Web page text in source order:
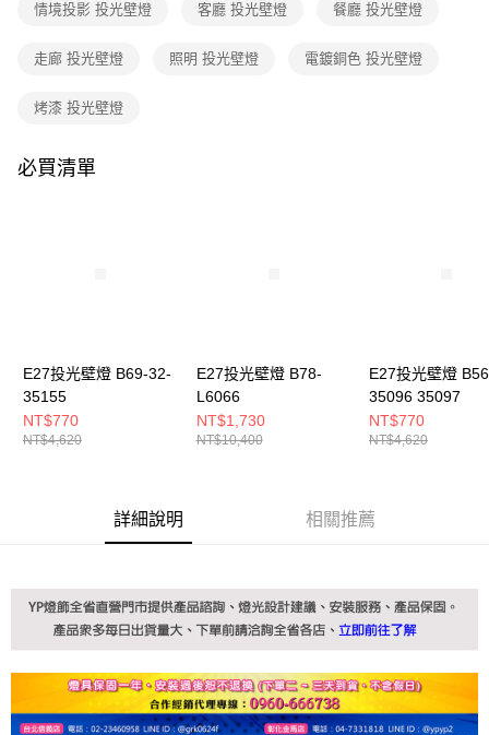
ATM／網路銀行／等多元方式進行付款，方視為交易完成。
購買商品的店家。未經商家同意取消之訂單仍視為有效，需透過AFTEE先享
是否繳費成功／繳費後需取消欲退款等相關疑問，請聯繫「AFTEE先享後付
【注意事項】
時審查核予不同之上限額度；若仍有額度不足之情形，本公司將視審查結果
５．嚴禁一人註冊多個帳號或使用他人資訊註冊。若發現惡意使用之情形，
恩沛科技股份有限公司將有權停止該用戶之使用額度並採取法律行動。
情境投影 投光壁燈 客廳 投光壁燈 餐廳 投光壁燈
走廊 投光壁燈 照明 投光壁燈 電鍍銅色 投光壁燈
烤漆 投光壁燈
必買清單
E27投光壁燈 B69-32-
35155
NT$770
NT$4,620
E27投光壁燈 B78-
L6066
NT$1,730
NT$10,400
E27投光壁燈
35096 35097
NT$770
NT$4,620
詳細說明 相關推薦